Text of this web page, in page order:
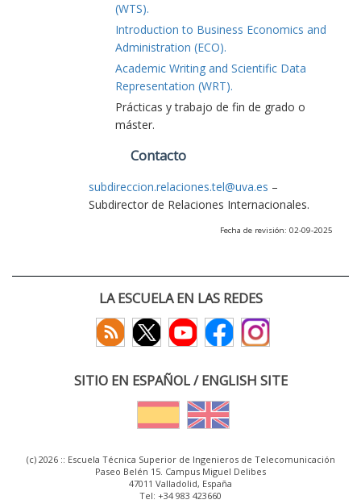
(WTS).
Introduction to Business Economics and
Administration (ECO).
Academic Writing and Scientific Data
Representation (WRT).
Prácticas y trabajo de fin de grado o
máster.
Contacto
subdireccion.relaciones.tel@uva.es –
Subdirector de Relaciones Internacionales.
Fecha de revisión: 02-09-2025
LA ESCUELA EN LAS REDES
SITIO EN ESPAÑOL / ENGLISH SITE
(c) 2026 :: Escuela Técnica Superior de Ingenieros de Telecomunicación
Paseo Belén 15. Campus Miguel Delibes
47011 Valladolid, España
Tel: +34 983 423660